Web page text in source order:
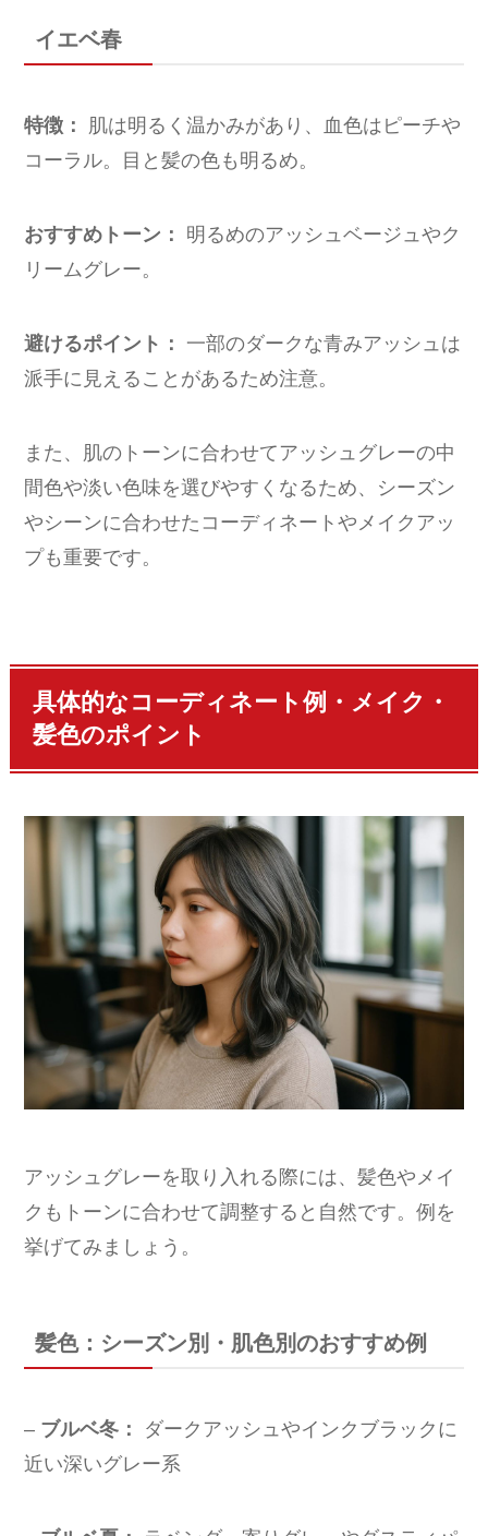
イエベ春
特徴：
肌は明るく温かみがあり、血色はピーチや
コーラル。目と髪の色も明るめ。
おすすめトーン：
明るめのアッシュベージュやク
リームグレー。
避けるポイント：
一部のダークな青みアッシュは
派手に見えることがあるため注意。
また、肌のトーンに合わせてアッシュグレーの中
間色や淡い色味を選びやすくなるため、シーズン
やシーンに合わせたコーディネートやメイクアッ
プも重要です。
具体的なコーディネート例・メイク・
髪色のポイント
アッシュグレーを取り入れる際には、髪色やメイ
クもトーンに合わせて調整すると自然です。例を
挙げてみましょう。
髪色：シーズン別・肌色別のおすすめ例
– ブルベ冬：
ダークアッシュやインクブラックに
近い深いグレー系